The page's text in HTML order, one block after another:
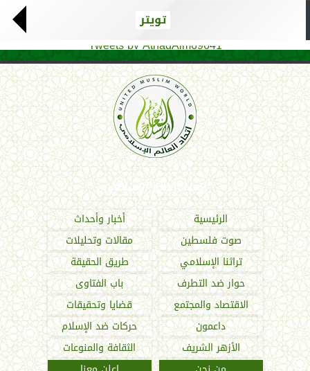
تويتر
Tweets by AthadAlm69641
اتحاد العالم الإسلامي
الرئيسية
أخبار وأحداث
صوت فلسطين
مقالات وتحليلات
تراثنا الإسلامي
طريق الحقيقة
حوار ضد التطرف
باب الفتاوى
الاقتصاد والمجتمع
قضايا وتحقيقات
داعمون
حركات ضد الإسلام
الأزهر الشريف
الثقافة والمنوعات